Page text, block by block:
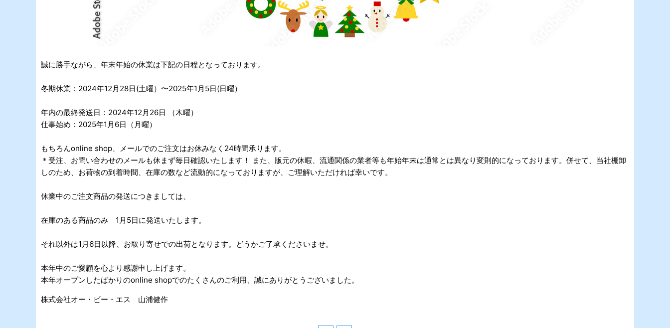
誠に勝手ながら、年末年始の休業は下記の日程となっております。
冬期休業：2024年12月28日(土曜）〜2025年1月5日(日曜）
年内の最終発送日：2024年12月26日 （木曜）
仕事始め：2025年1月6日（月曜）
もちろんonline shop、メールでのご注文はお休みなく24時間承ります。
＊受注、お問い合わせのメールも休まず毎日確認いたします！ また、版元の休暇、流通関係の業者等も年始年末は通常とは異なり変則的になっております。併せて、当社棚卸
しのため、お荷物の到着時間、在庫の数など流動的になっておりますが、ご理解いただければ幸いです。
休業中のご注文商品の発送につきましては、
在庫のある商品のみ 1月5日に発送いたします。
それ以外は1月6日以降、お取り寄せでの出荷となります。どうかご了承くださいませ。
本年中のご愛顧を心より感謝申し上げます。
本年オープンしたばかりのonline shopでのたくさんのご利用、誠にありがとうございました。
株式会社オー・ビー・エス 山浦健作